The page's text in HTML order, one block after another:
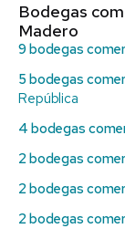
Bodegas
Madero
9 bodegas
5 bodegas
República
4 bodegas
2 bodegas
2 bodegas
2 bodegas